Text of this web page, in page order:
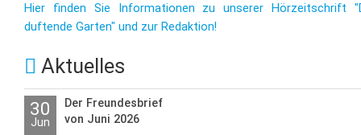
Hier finden Sie Informationen zu unserer Hörzeitschrift
duftende Garten" und zur Redaktion!
Aktuelles
30
Jun
Der Freundesbrief
von Juni 2026